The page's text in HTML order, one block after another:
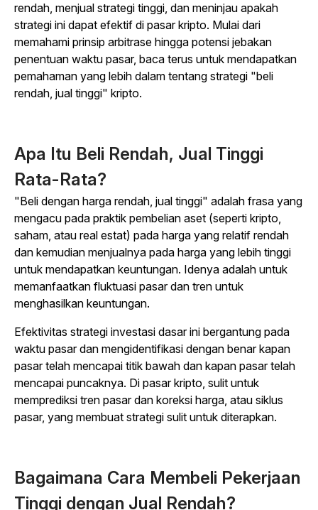
rendah, menjual strategi tinggi, dan meninjau apakah
strategi ini dapat efektif di pasar kripto. Mulai dari
memahami prinsip arbitrase hingga potensi jebakan
penentuan waktu pasar, baca terus untuk mendapatkan
pemahaman yang lebih dalam tentang strategi "beli
rendah, jual tinggi" kripto.
Apa Itu Beli Rendah, Jual Tinggi
Rata-Rata?
"Beli dengan harga rendah, jual tinggi" adalah frasa yang
mengacu pada praktik pembelian aset (seperti kripto,
saham, atau real estat) pada harga yang relatif rendah
dan kemudian menjualnya pada harga yang lebih tinggi
untuk mendapatkan keuntungan. Idenya adalah untuk
memanfaatkan fluktuasi pasar dan tren untuk
menghasilkan keuntungan.
Efektivitas strategi investasi dasar ini bergantung pada
waktu pasar dan mengidentifikasi dengan benar kapan
pasar telah mencapai titik bawah dan kapan pasar telah
mencapai puncaknya. Di pasar kripto, sulit untuk
memprediksi tren pasar dan koreksi harga, atau siklus
pasar, yang membuat strategi sulit untuk diterapkan.
Bagaimana Cara Membeli Pekerjaan
Tinggi dengan Jual Rendah?